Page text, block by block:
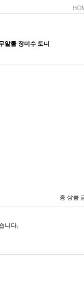
알콜 장미수 토너
총 상품
니다.